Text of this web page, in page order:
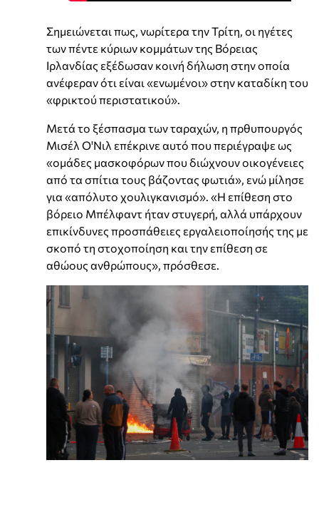
Σημειώνεται πως, νωρίτερα την Τρίτη, οι ηγέτες
των πέντε κύριων κομμάτων της Βόρειας
Ιρλανδίας εξέδωσαν κοινή δήλωση στην οποία
ανέφεραν ότι είναι «ενωμένοι» στην καταδίκη του
«φρικτού περιστατικού».
Μετά το ξέσπασμα των ταραχών, η πρθυπουργός
Μισέλ Ο'Νιλ επέκρινε αυτό που περιέγραψε ως
«ομάδες μασκοφόρων που διώχνουν οικογένειες
από τα σπίτια τους βάζοντας φωτιά», ενώ μίλησε
για «απόλυτο χουλιγκανισμό». «Η επίθεση στο
βόρειο Μπέλφαντ ήταν στυγερή, αλλά υπάρχουν
επικίνδυνες προσπάθειες εργαλειοποίησής της με
σκοπό τη στοχοποίηση και την επίθεση σε
αθώους ανθρώπους», πρόσθεσε.